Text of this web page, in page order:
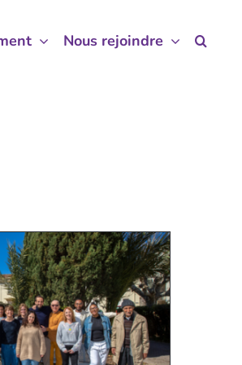
Nous rejoindre
Nous rejoindre
La participation de chacun à
tous les étages